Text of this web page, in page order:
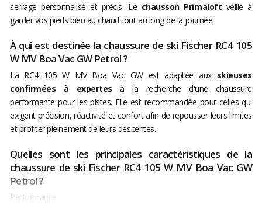
serrage personnalisé et précis. Le chausson Primaloft veille à
garder vos pieds bien au chaud tout au long de la journée.
À qui est destinée la chaussure de ski Fischer RC4 105
W MV Boa Vac GW Petrol ?
La RC4 105 W MV Boa Vac GW est adaptée aux skieuses
confirmées à expertes à la recherche d'une chaussure
performante pour les pistes. Elle est recommandée pour celles qui
exigent précision, réactivité et confort afin de repousser leurs limites
et profiter pleinement de leurs descentes.
Quelles sont les principales caractéristiques de la
chaussure de ski Fischer RC4 105 W MV Boa Vac GW
Petrol ?
Performance